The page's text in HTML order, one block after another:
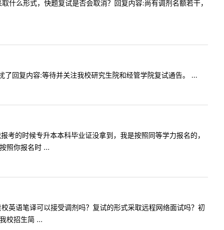
么形式，快题复试是否会取消？回复内容:尚有调剂名额若干，
回复内容:等待并关注我校研究生院和经管学院复试通告。 ...
的时候专升本本科毕业证没拿到，我是按照同等学力报名的，
照你报名时 ...
语笔译可以接受调剂吗？复试的形式采取远程网络面试吗？初
校招生简 ...